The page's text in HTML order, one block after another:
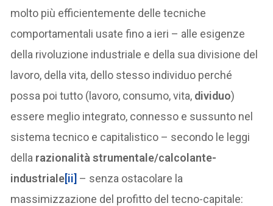
molto più efficientemente delle tecniche
comportamentali usate fino a ieri – alle esigenze
della rivoluzione industriale e della sua divisione del
lavoro, della vita, dello stesso individuo perché
possa poi tutto (lavoro, consumo, vita, dividuo)
essere meglio integrato, connesso e sussunto nel
sistema tecnico e capitalistico – secondo le leggi
della razionalità strumentale/calcolante-
industriale[ii] – senza ostacolare la
massimizzazione del profitto del tecno-capitale: